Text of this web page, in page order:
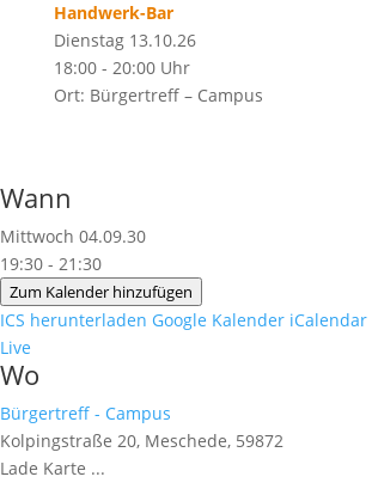
Handwerk-Bar
Dienstag 13.10.26
18:00 - 20:00 Uhr
Ort: Bürgertreff – Campus
Wann
Mittwoch 04.09.30
19:30 - 21:30
Zum Kalender hinzufügen
ICS herunterladen Google Kalender iCalendar
Live
Wo
Bürgertreff - Campus
Kolpingstraße 20, Meschede, 59872
Lade Karte ...